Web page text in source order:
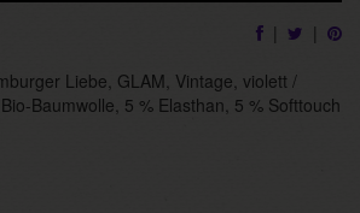
|
|
Liebe, GLAM, Vintage, violett /
Baumwolle, 5 % Elasthan, 5 % Softtouch